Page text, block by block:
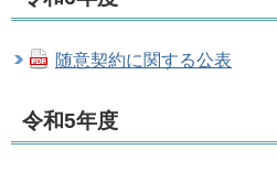
随意契約に関する公表
令和5年度